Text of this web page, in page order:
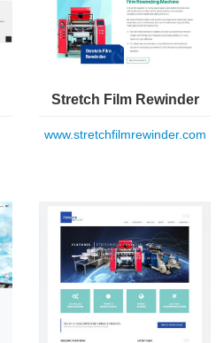
Stretch Film Rewinder
www.stretchfilmrewinder.com